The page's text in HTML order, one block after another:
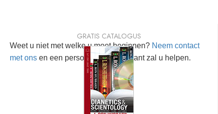
Weet u niet met welke u moet beginnen? Neem contact
met ons en een persoonlijke consultant zal u helpen.
GRATIS CATALOGUS